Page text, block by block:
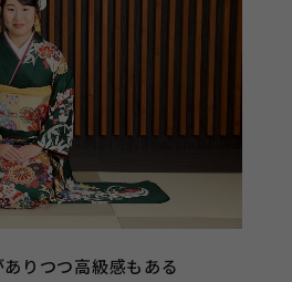
りつつ高級感もある